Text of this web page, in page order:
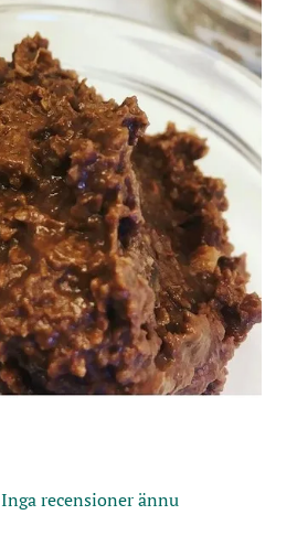
Inga recensioner ännu